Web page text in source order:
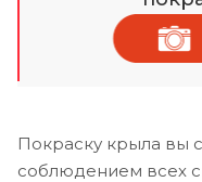
Покраску крыла вы
соблюдением всех